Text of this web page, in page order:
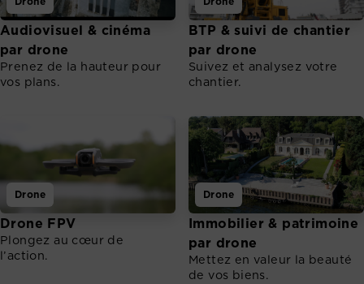
Audiovisuel & cinéma
par drone
Prenez de la hauteur pour
vos plans.
BTP & suivi de chantier
par drone
Suivez et analysez votre
chantier.
Drone
Drone FPV
Plongez au cœur de
l’action.
Drone
Immobilier & patrimoine
par drone
Mettez en valeur la beauté
de vos biens.